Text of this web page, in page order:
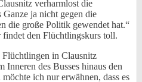
verharmlost die
Ganze ja nicht gegen die
die große Politik gewendet hat.“
den Flüchtlingskurs toll.
in Clausnitz
Inneren des Busses hinaus den
ich nur erwähnen, dass es